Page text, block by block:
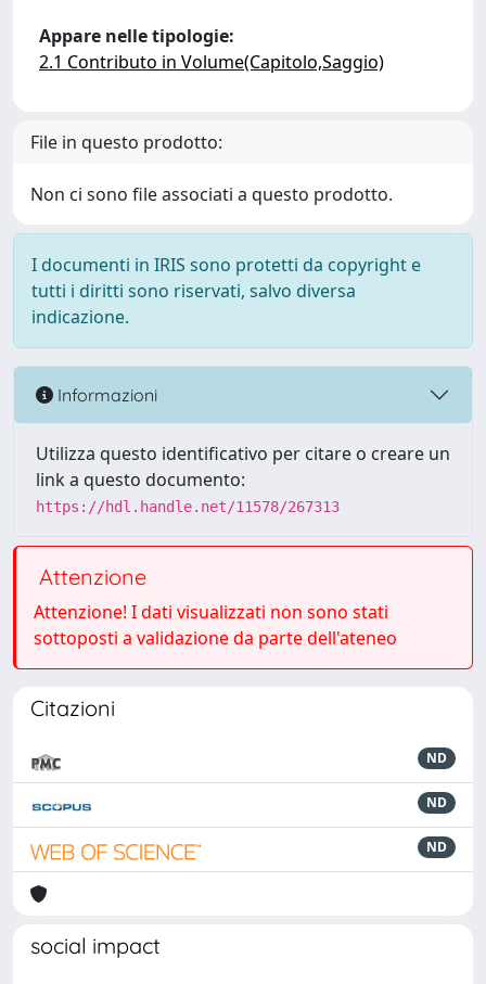
Appare nelle tipologie:
2.1 Contributo in Volume(Capitolo,Saggio)
File in questo prodotto:
Non ci sono file associati a questo prodotto.
I documenti in IRIS sono protetti da copyright e
tutti i diritti sono riservati, salvo diversa
indicazione.
Informazioni
Utilizza questo identificativo per citare o creare un
link a questo documento:
https://hdl.handle.net/11578/267313
Attenzione
Attenzione! I dati visualizzati non sono stati
sottoposti a validazione da parte dell'ateneo
Citazioni
ND
ND
ND
social impact